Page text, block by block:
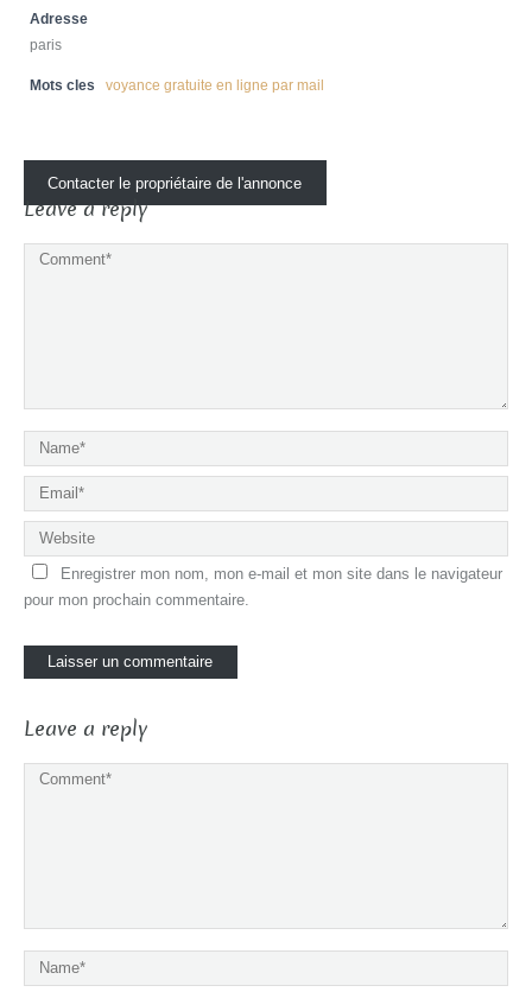
Adresse
paris
Mots cles voyance gratuite en ligne par mail
Contacter le propriétaire de l'annonce
Leave a reply
Enregistrer mon nom, mon e-mail et mon site dans le navigateur
pour mon prochain commentaire.
Leave a reply